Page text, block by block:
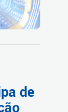
de